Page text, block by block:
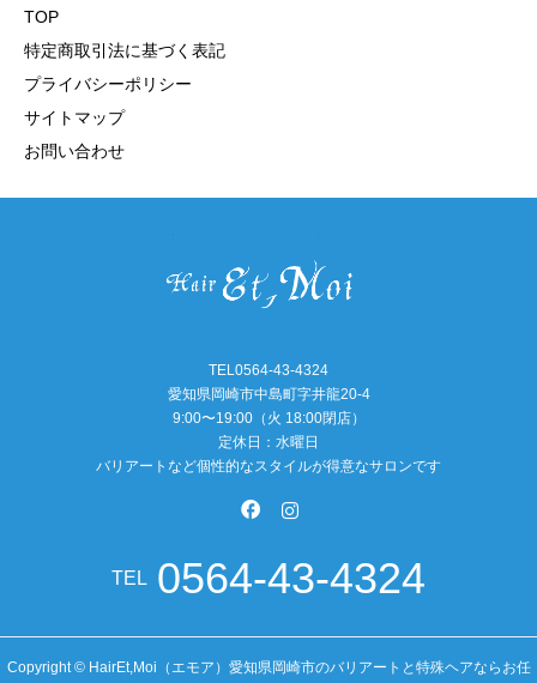
TOP
特定商取引法に基づく表記
プライバシーポリシー
サイトマップ
お問い合わせ
TEL0564-43-4324
愛知県岡崎市中島町字井龍20-4
9:00〜19:00（火 18:00閉店）
定休日：水曜日
バリアートなど個性的なスタイルが得意なサロンです
TEL 0564-43-4324
Copyright © HairEt,Moi（エモア）愛知県岡崎市のバリアートと特殊ヘアならお任